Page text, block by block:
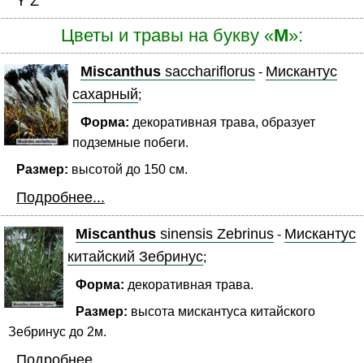
Цветы и травы на букву «M»:
Miscanthus sacchariflorus - Мискантус
сахарный;
Форма: декоративная трава, образует
подземные побеги.
Размер: высотой до 150 см.
Подробнее...
Miscanthus sinensis Zebrinus - Мискантус
китайский Зебринус;
Форма: декоративная трава.
Размер: высота мискантуса китайского
Зебринус до 2м.
Подробнее...